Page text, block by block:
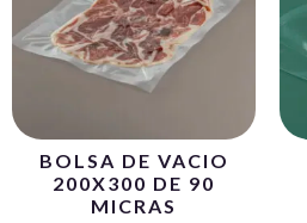
BOLSA DE VACIO
200X300 DE 90
MICRAS